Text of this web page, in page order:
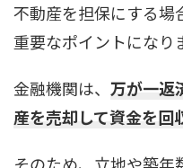
不動産を担保にする場
重要なポイントになり
金融機関は、 万が一返
産を売却して資金を回